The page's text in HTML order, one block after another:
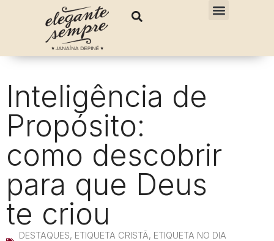
Inteligência de
Propósito:
como descobrir
para que Deus
te criou
DESTAQUES, ETIQUETA CRISTÃ, ETIQUETA NO DIA